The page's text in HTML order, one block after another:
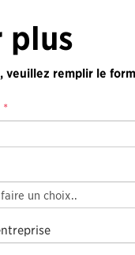
plus
veuillez remplir le
*